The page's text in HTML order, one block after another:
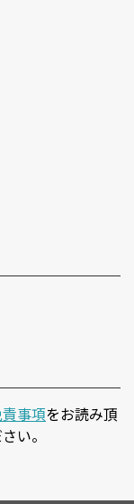
事項をお読み頂
い。